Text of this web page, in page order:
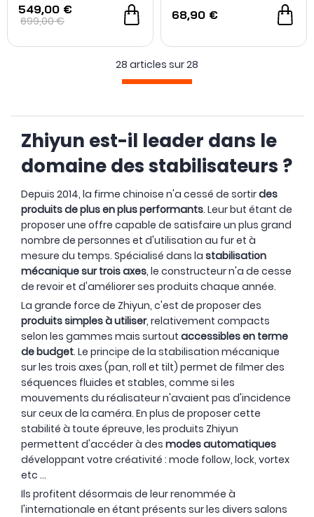
OCCASION - 440 €
549,00 €
699,00 €
68,90 €
28 articles sur28
Zhiyun est-il leader dans le
domaine des stabilisateurs ?
Depuis 2014, la firme chinoise n'a cessé de sortirdes
produits de plus en plus performants. Leur but étant de
proposer une offre capable de satisfaire un plus grand
nombre de personnes et d'utilisation au fur et à
mesure du temps. Spécialisé dans la stabilisation
mécanique sur trois axes, le constructeur n'a de cesse
de revoir et d'améliorer ses produits chaque année.
La grande force de Zhiyun, c'est de proposer des
produits simples à utiliser, relativement compacts
selon les gammes mais surtout accessibles en terme
de budget. Le principe de la stabilisation mécanique
sur les trois axes (pan, roll et tilt) permet de filmer des
séquences fluides et stables, comme si les
mouvements du réalisateur n'avaient pas d'incidence
sur ceux de la caméra. En plus de proposer cette
stabilité à toute épreuve, les produits Zhiyun
permettent d'accéder à des modes automatiques
développant votre créativité : mode follow, lock, vortex
etc ...
Ils profitent désormais de leur renommée à
l'internationale en étant présents sur les divers salons